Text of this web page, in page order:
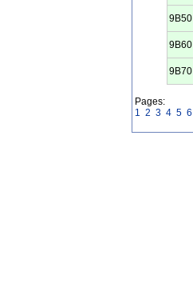
9B50
9B60
9B70
Pages:
1 2 3 4 5 6